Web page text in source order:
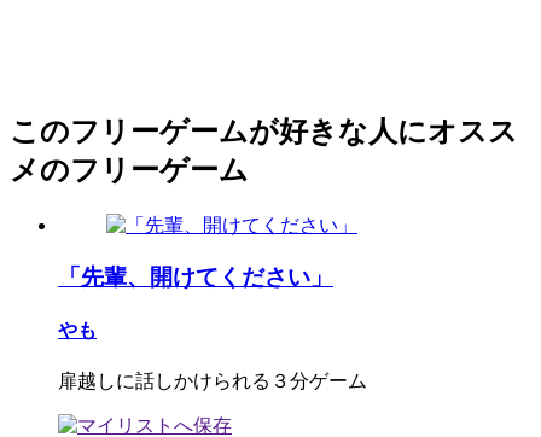
このフリーゲームが好きな人にオスス
メのフリーゲーム
「先輩、開けてください」
やも
扉越しに話しかけられる３分ゲーム